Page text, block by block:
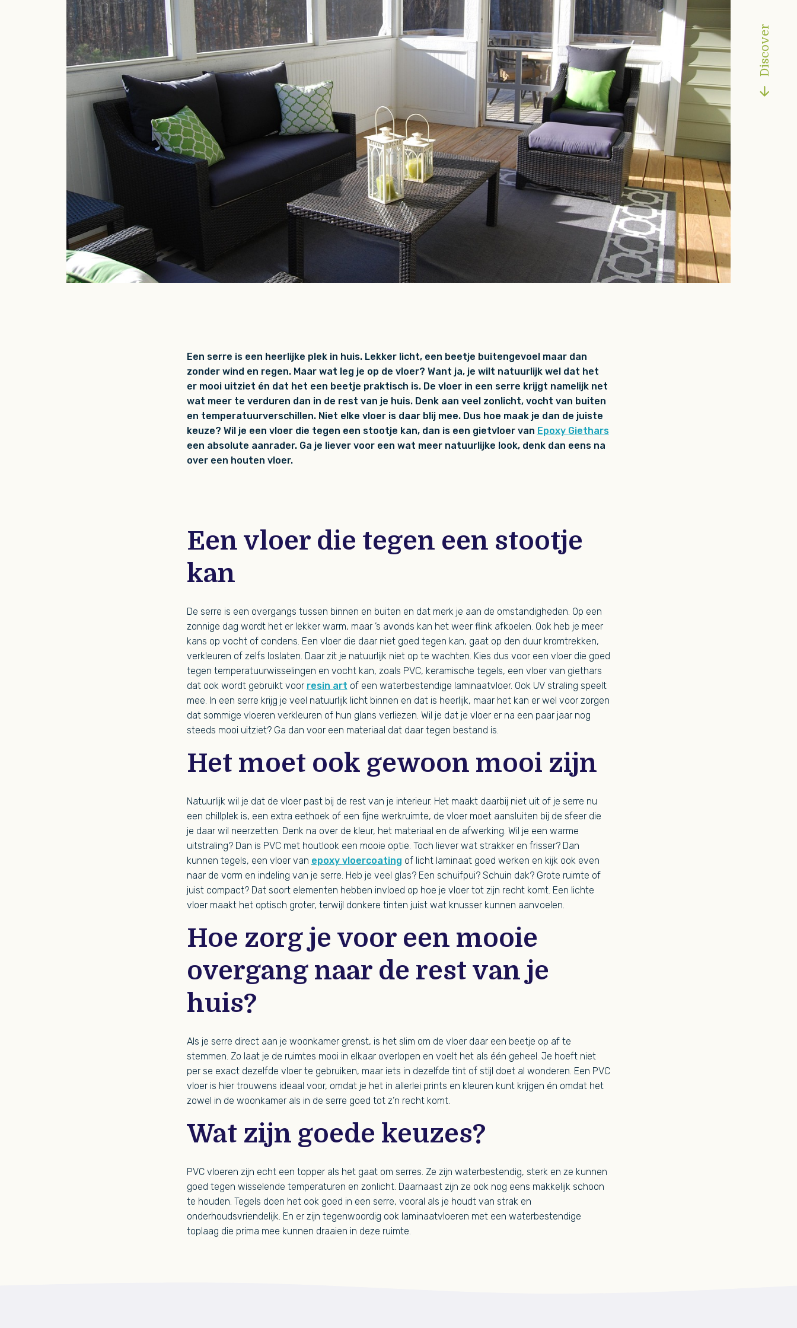
Discover
Een serre is een heerlijke plek in huis. Lekker licht, een beetje buitengevoel maar dan
zonder wind en regen. Maar wat leg je op de vloer? Want ja, je wilt natuurlijk wel dat het
er mooi uitziet én dat het een beetje praktisch is. De vloer in een serre krijgt namelijk net
wat meer te verduren dan in de rest van je huis. Denk aan veel zonlicht, vocht van buiten
en temperatuurverschillen. Niet elke vloer is daar blij mee. Dus hoe maak je dan de juiste
keuze? Wil je een vloer die tegen een stootje kan, dan is een gietvloer van Epoxy Giethars
een absolute aanrader. Ga je liever voor een wat meer natuurlijke look, denk dan eens na
over een houten vloer.
Een vloer die tegen een stootje
kan
De serre is een overgangs tussen binnen en buiten en dat merk je aan de omstandigheden. Op een
zonnige dag wordt het er lekker warm, maar ’s avonds kan het weer flink afkoelen. Ook heb je meer
kans op vocht of condens. Een vloer die daar niet goed tegen kan, gaat op den duur kromtrekken,
verkleuren of zelfs loslaten. Daar zit je natuurlijk niet op te wachten. Kies dus voor een vloer die goed
tegen temperatuurwisselingen en vocht kan, zoals PVC, keramische tegels, een vloer van giethars
dat ook wordt gebruikt voor resin art of een waterbestendige laminaatvloer. Ook UV straling speelt
mee. In een serre krijg je veel natuurlijk licht binnen en dat is heerlijk, maar het kan er wel voor zorgen
dat sommige vloeren verkleuren of hun glans verliezen. Wil je dat je vloer er na een paar jaar nog
steeds mooi uitziet? Ga dan voor een materiaal dat daar tegen bestand is.
Het moet ook gewoon mooi zijn
Natuurlijk wil je dat de vloer past bij de rest van je interieur. Het maakt daarbij niet uit of je serre nu
een chillplek is, een extra eethoek of een fijne werkruimte, de vloer moet aansluiten bij de sfeer die
je daar wil neerzetten. Denk na over de kleur, het materiaal en de afwerking. Wil je een warme
uitstraling? Dan is PVC met houtlook een mooie optie. Toch liever wat strakker en frisser? Dan
kunnen tegels, een vloer van epoxy vloercoating of licht laminaat goed werken en kijk ook even
naar de vorm en indeling van je serre. Heb je veel glas? Een schuifpui? Schuin dak? Grote ruimte of
juist compact? Dat soort elementen hebben invloed op hoe je vloer tot zijn recht komt. Een lichte
vloer maakt het optisch groter, terwijl donkere tinten juist wat knusser kunnen aanvoelen.
Hoe zorg je voor een mooie
overgang naar de rest van je
huis?
Als je serre direct aan je woonkamer grenst, is het slim om de vloer daar een beetje op af te
stemmen. Zo laat je de ruimtes mooi in elkaar overlopen en voelt het als één geheel. Je hoeft niet
per se exact dezelfde vloer te gebruiken, maar iets in dezelfde tint of stijl doet al wonderen. Een PVC
vloer is hier trouwens ideaal voor, omdat je het in allerlei prints en kleuren kunt krijgen én omdat het
zowel in de woonkamer als in de serre goed tot z’n recht komt.
Wat zijn goede keuzes?
PVC vloeren zijn echt een topper als het gaat om serres. Ze zijn waterbestendig, sterk en ze kunnen
goed tegen wisselende temperaturen en zonlicht. Daarnaast zijn ze ook nog eens makkelijk schoon
te houden. Tegels doen het ook goed in een serre, vooral als je houdt van strak en
onderhoudsvriendelijk. En er zijn tegenwoordig ook laminaatvloeren met een waterbestendige
toplaag die prima mee kunnen draaien in deze ruimte.